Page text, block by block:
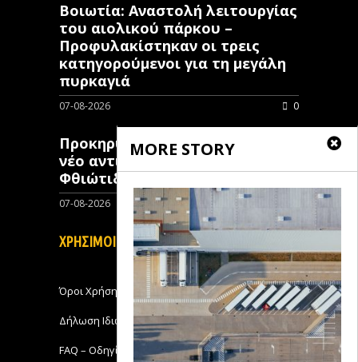
MORE STORY
Βοιωτία: Αναστολή λειτουργίας
του αιολικού πάρκου –
Προφυλακίστηκαν οι τρεις
κατηγορούμενοι για τη μεγάλη
πυρκαγιά
07-08-2026 0
Προκηρύχθηκε διαγωνισμός για
νέo αντιπλημμυρικό έργο στη
Φθιώτιδα
07-08-2026
ΧΡΗΣΙΜΟΙ ΣΥΝΔΕΣΜΟΙ
Όροι Χρήσης
Δήλωση Ιδιωτικότητας
FAQ – Οδηγίες Χρήσης